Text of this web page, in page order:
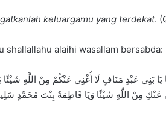
keluargamu yang terdekat.
shallallahu alaihi wasallam bersabda:
بَنِي عَبْدِ مَنَافٍ لَا أُغْنِي عَنْكُمْ مِنْ اللَّهِ
عَنْكِ مِنْ اللَّهِ شَيْئًا وَيَا فَاطِمَةُ بِنْتَ مُحَمَّدٍ